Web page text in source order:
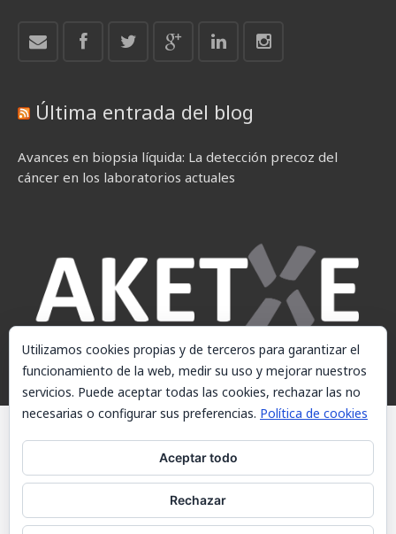
Última entrada del blog
Avances en biopsia líquida: La detección precoz del
cáncer en los laboratorios actuales
© AKETXE Consulting, S.L. - Este sitio web utiliza cookies, consulte
nuestra Política de cookies.
Política de cookies
Utilizamos cookies propias y de terceros para garantizar el
funcionamiento de la web, medir su uso y mejorar nuestros
servicios. Puede aceptar todas las cookies, rechazar las no
necesarias o configurar sus preferencias. Política de cookies
Aceptar todo
Rechazar